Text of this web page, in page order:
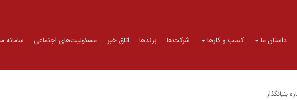
داستان ما کسب و کارها شرکت‌ها برندها اتاق خبر مسئولیت‌های اجتماعی سامانه
بنیانگذار